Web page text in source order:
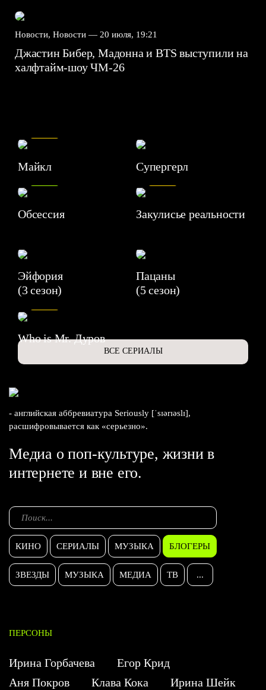
Новости, Новости — 20 июля, 19:21
Джастин Бибер, Мадонна и BTS выступили на
халфтайм-шоу ЧМ-26
Майкл Супергерл
8.2
Обсессия
7.1
Закулисье реальности
Эйфория
(3 сезон)
Пацаны
(5 сезон)
Who is Mr. Дуров
ВСЕ СЕРИАЛЫ
- английская аббревиатура Seriously [ˈsɪərɪəslɪ],
расшифровывается как «серьезно».
Медиа о поп-культуре, жизни в
интернете и вне его.
КИНО СЕРИАЛЫ МУЗЫКА БЛОГЕРЫ
ЗВЕЗДЫ МУЗЫКА МЕДИА ТВ ...
ПЕРСОНЫ
Ирина Горбачева
Егор Крид
Аня Покров
Клава Кока
Ирина Шейк